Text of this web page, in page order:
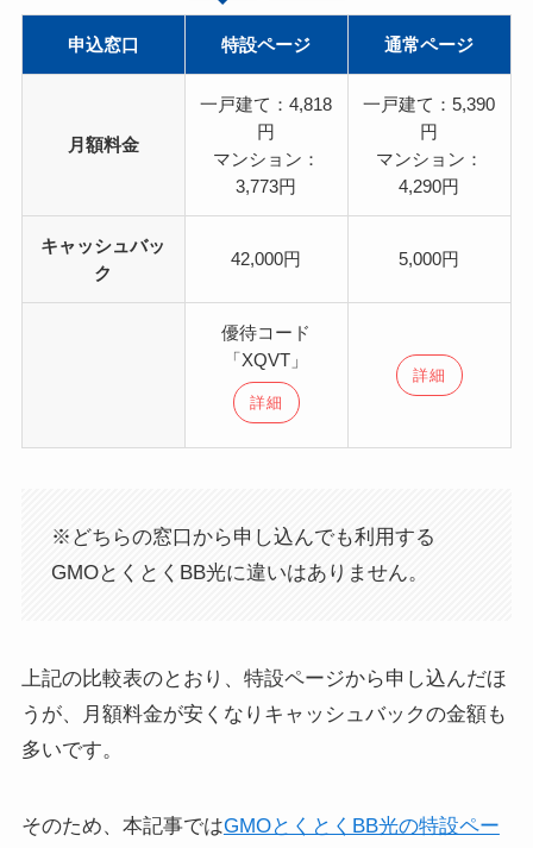
申込窓口 特設ページ 通常ページ
月額料金
一戸建て：4,818
円
マンション：
3,773円
一戸建て：5,390
円
マンション：
4,290円
キャッシュバッ
ク
42,000円 5,000円
優待コード
「XQVT」
詳細
詳細
※どちらの窓口から申し込んでも利用する
GMOとくとくBB光に違いはありません。
上記の比較表のとおり、特設ページから申し込んだほ
うが、月額料金が安くなりキャッシュバックの金額も
多いです。
そのため、本記事ではGMOとくとくBB光の特設ペー